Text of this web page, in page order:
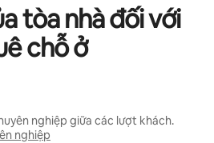
tòa nhà đối với
chỗ ở
nghiệp giữa các lượt khách.
nghiệp